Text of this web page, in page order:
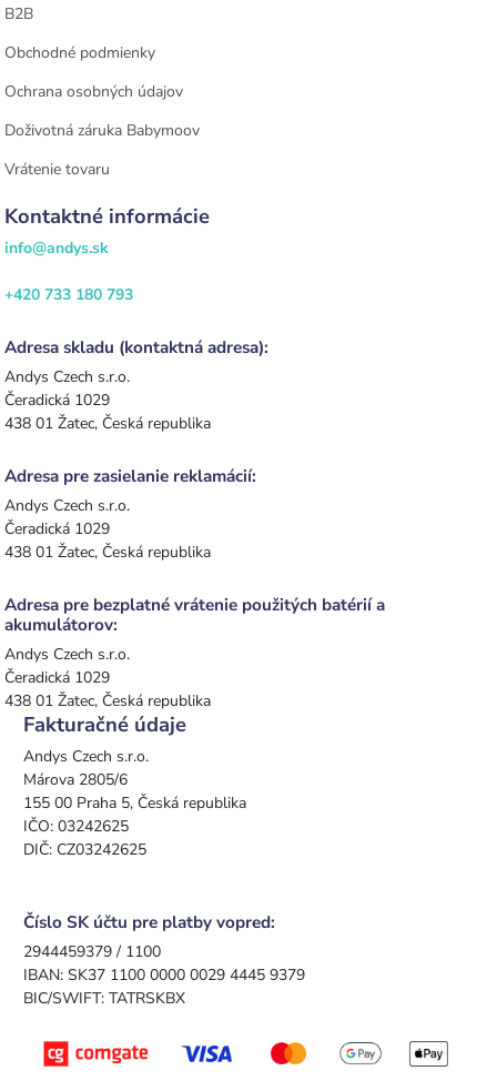
B2B
Obchodné podmienky
Ochrana osobných údajov
Doživotná záruka Babymoov
Vrátenie tovaru
Kontaktné informácie
info@andys.sk
+420 733 180 793
Adresa skladu (kontaktná adresa):
Andys Czech s.r.o.
Čeradická 1029
438 01 Žatec, Česká republika
Adresa pre zasielanie reklamácií:
Andys Czech s.r.o.
Čeradická 1029
438 01 Žatec, Česká republika
Adresa pre bezplatné vrátenie použitých batérií a
akumulátorov:
Andys Czech s.r.o.
Čeradická 1029
438 01 Žatec, Česká republika
Fakturačné údaje
Andys Czech s.r.o.
Márova 2805/6
155 00 Praha 5, Česká republika
IČO: 03242625
DIČ: CZ03242625
Číslo SK účtu pre platby vopred:
2944459379 / 1100
IBAN: SK37 1100 0000 0029 4445 9379
BIC/SWIFT: TATRSKBX